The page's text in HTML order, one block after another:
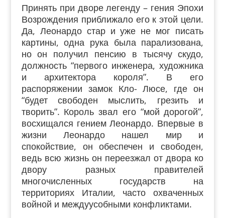
Принять при дворе легенду – гения Эпохи
Возрождения приближало его к этой цели.
Да, Леонардо стар и уже не мог писать
картины, одна рука была парализована,
но он получил пенсию в тысячу скудо,
должность “первого инженера, художника
и архитектора короля”. В его
распоряжении замок Кло- Люсе, где он
“будет свободен мыслить, грезить и
творить”. Король звал его “мой дорогой”,
восхищался гением Леонардо. Впервые в
жизни Леонардо нашел мир и
спокойствие, он обеспечен и свободен,
ведь всю жизнь он переезжал от двора ко
двору разных правителей
многочисленных государств на
территориях Италии, часто охваченных
войной и междуусобными конфликтами.